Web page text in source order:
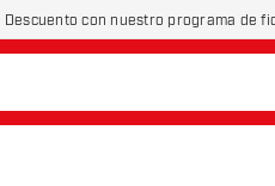
Descuento con nuestro programa de